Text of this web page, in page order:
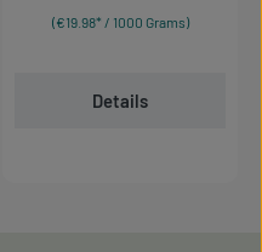
(€19.98* / 1000 Grams)
Details